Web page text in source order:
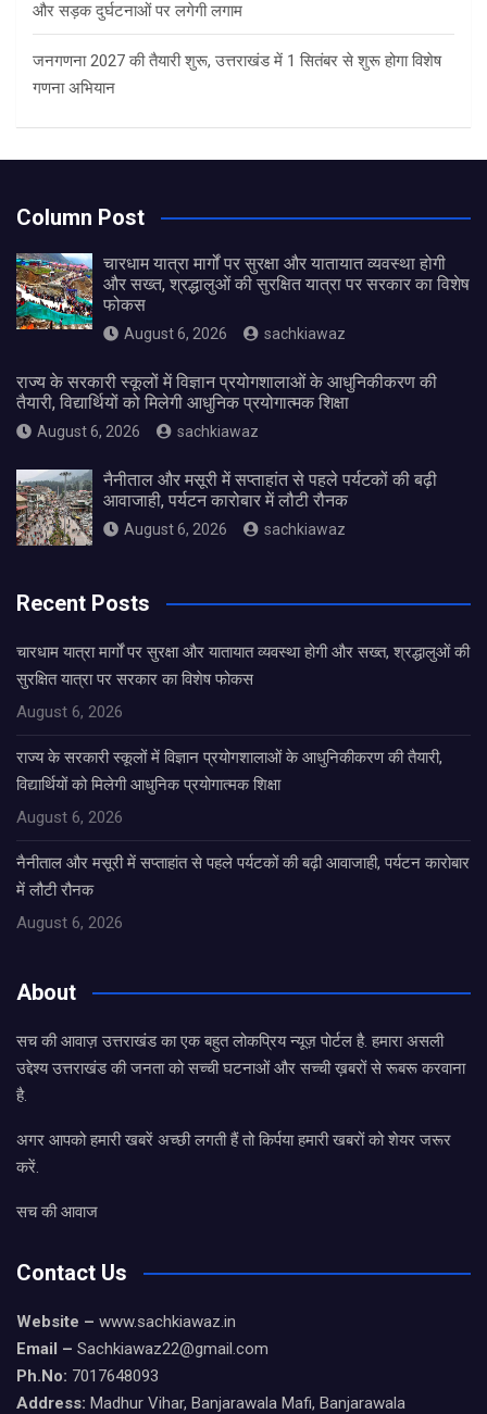
और सड़क दुर्घटनाओं पर लगेगी लगाम
जनगणना 2027 की तैयारी शुरू, उत्तराखंड में 1 सितंबर से शुरू होगा विशेष
गणना अभियान
Column Post
चारधाम यात्रा मार्गों पर सुरक्षा और यातायात व्यवस्था होगी
और सख्त, श्रद्धालुओं की सुरक्षित यात्रा पर सरकार का विशेष
फोकस
August 6, 2026 sachkiawaz
राज्य के सरकारी स्कूलों में विज्ञान प्रयोगशालाओं के आधुनिकीकरण की
तैयारी, विद्यार्थियों को मिलेगी आधुनिक प्रयोगात्मक शिक्षा
August 6, 2026 sachkiawaz
नैनीताल और मसूरी में सप्ताहांत से पहले पर्यटकों की बढ़ी
आवाजाही, पर्यटन कारोबार में लौटी रौनक
August 6, 2026 sachkiawaz
Recent Posts
चारधाम यात्रा मार्गों पर सुरक्षा और यातायात व्यवस्था होगी और सख्त, श्रद्धालुओं की
सुरक्षित यात्रा पर सरकार का विशेष फोकस
August 6, 2026
राज्य के सरकारी स्कूलों में विज्ञान प्रयोगशालाओं के आधुनिकीकरण की तैयारी,
विद्यार्थियों को मिलेगी आधुनिक प्रयोगात्मक शिक्षा
August 6, 2026
नैनीताल और मसूरी में सप्ताहांत से पहले पर्यटकों की बढ़ी आवाजाही, पर्यटन कारोबार
में लौटी रौनक
August 6, 2026
About
सच की आवाज़ उत्तराखंड का एक बहुत लोकप्रिय न्यूज़ पोर्टल है. हमारा असली
उद्देश्य उत्तराखंड की जनता को सच्ची घटनाओं और सच्ची ख़बरों से रूबरू करवाना
है.
अगर आपको हमारी खबरें अच्छी लगती हैं तो किर्पया हमारी खबरों को शेयर जरूर
करें.
सच की आवाज
Contact Us
Website – www.sachkiawaz.in
Email – Sachkiawaz22@gmail.com
Ph.No: 7017648093
Address: Madhur Vihar, Banjarawala Mafi, Banjarawala